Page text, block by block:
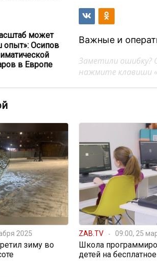
может
опыт»: Осипов
в Европе
подписал закон,
для
за 6,8
смета?
Важные и
Заметили ошибку?
нажмите клавиши
2025
зиму во
ZAB.TV 09:00, 25
Школа
детей на